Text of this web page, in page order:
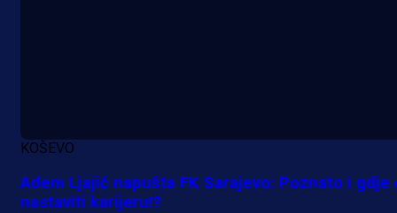
KOŠEVO
Adem Ljajić napušta FK Sarajevo: Poznato i gdje
nastaviti karijeru!?